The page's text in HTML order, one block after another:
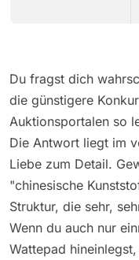
Du fragst dich
die günstigere
Auktionsportalen so
Die Antwort liegt im
Liebe zum Detail.
"chinesische
Struktur, die sehr,
Wenn du auch nur
Wattepad